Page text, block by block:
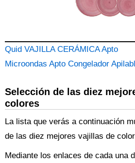
Quid VAJILLA CERÁMICA Apto
Microondas Apto Congelador
Selección de las diez
colores
La lista que verás a continuación
de las diez mejores vajillas de
Mediante los enlaces de cada una